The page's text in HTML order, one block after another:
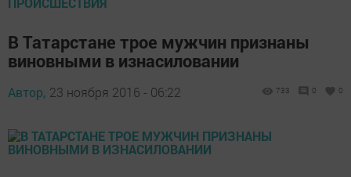
В Татарстане трое мужчин признаны
виновными в изнасиловании
Автор, 23 ноября 2016 - 06:22 733 0 0